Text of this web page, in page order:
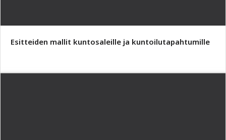
Esitteiden mallit kuntosaleille ja kuntoilutapahtumille